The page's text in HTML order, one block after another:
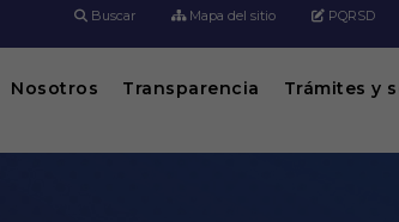
Buscar Mapa del sitio PQRSD
Nosotros Transparencia Trámites y